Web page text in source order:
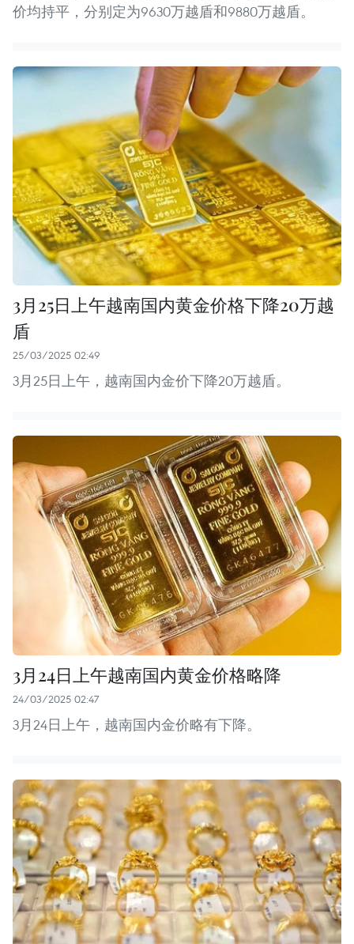
价均持平，分别定为9630万越盾和9880万越盾。
3月25日上午越南国内黄金价格下降20万越
盾
25/03/2025 02:49
3月25日上午，越南国内金价下降20万越盾。
3月24日上午越南国内黄金价格略降
24/03/2025 02:47
3月24日上午，越南国内金价略有下降。